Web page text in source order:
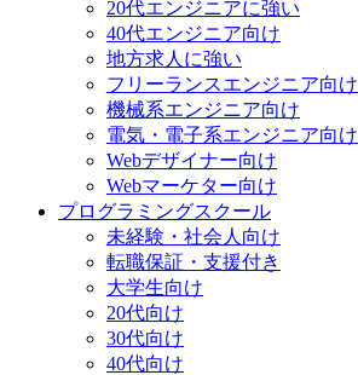
20代エンジニアに強い
40代エンジニア向け
地方求人に強い
フリーランスエンジニア向け
機械系エンジニア向け
電気・電子系エンジニア向け
Webデザイナー向け
Webマーケター向け
プログラミングスクール
未経験・社会人向け
転職保証・支援付き
大学生向け
20代向け
30代向け
40代向け